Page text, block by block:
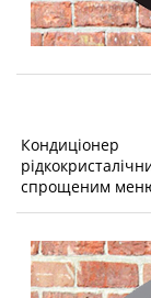
спрощеним